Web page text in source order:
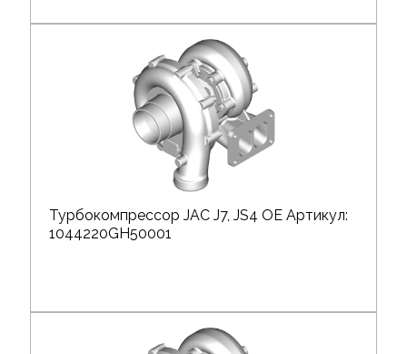
Турбокомпрессор JAC J7, JS4 OE Артикул:
1044220GH50001